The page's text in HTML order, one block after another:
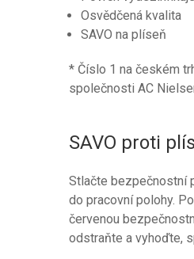
Osvědčená kvalita
SAVO na plíseň
* Číslo 1 na českém
společnosti AC
SAVO proti
Stlačte bezpečnostní
do pracovní polohy.
červenou
odstraňte a vyhoďte,